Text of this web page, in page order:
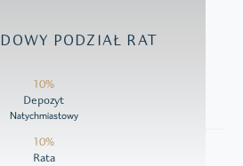
PODZIAŁ RAT
10%
Depozyt
Natychmiastowy
10%
Rata